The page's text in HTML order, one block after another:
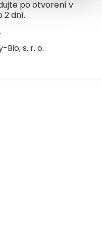
po otvorení v
2 dní.
Bio, s. r. o.